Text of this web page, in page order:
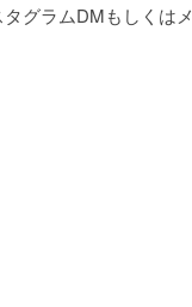
グラムDMもしくはメ